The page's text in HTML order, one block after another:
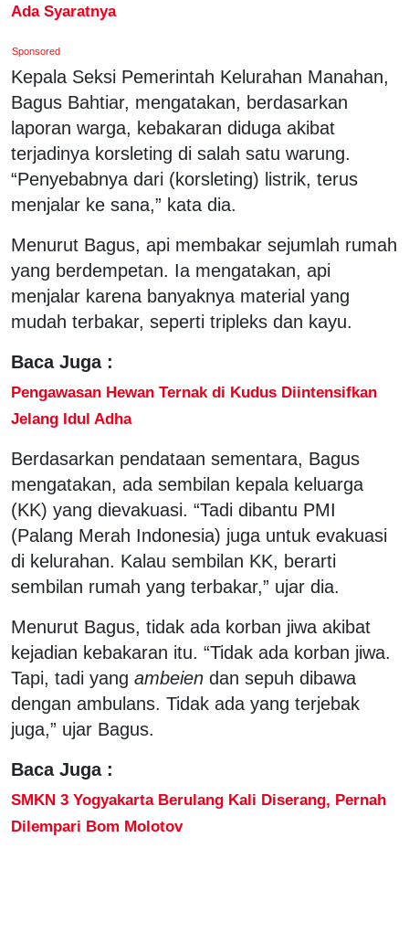
Ada Syaratnya
Sponsored
Kepala Seksi Pemerintah Kelurahan Manahan,
Bagus Bahtiar, mengatakan, berdasarkan
laporan warga, kebakaran diduga akibat
terjadinya korsleting di salah satu warung.
“Penyebabnya dari (korsleting) listrik, terus
menjalar ke sana,” kata dia.
Menurut Bagus, api membakar sejumlah rumah
yang berdempetan. Ia mengatakan, api
menjalar karena banyaknya material yang
mudah terbakar, seperti tripleks dan kayu.
Baca Juga :
Pengawasan Hewan Ternak di Kudus Diintensifkan
Jelang Idul Adha
Berdasarkan pendataan sementara, Bagus
mengatakan, ada sembilan kepala keluarga
(KK) yang dievakuasi. “Tadi dibantu PMI
(Palang Merah Indonesia) juga untuk evakuasi
di kelurahan. Kalau sembilan KK, berarti
sembilan rumah yang terbakar,” ujar dia.
Menurut Bagus, tidak ada korban jiwa akibat
kejadian kebakaran itu. “Tidak ada korban jiwa.
Tapi, tadi yang ambeien dan sepuh dibawa
dengan ambulans. Tidak ada yang terjebak
juga,” ujar Bagus.
Baca Juga :
SMKN 3 Yogyakarta Berulang Kali Diserang, Pernah
Dilempari Bom Molotov